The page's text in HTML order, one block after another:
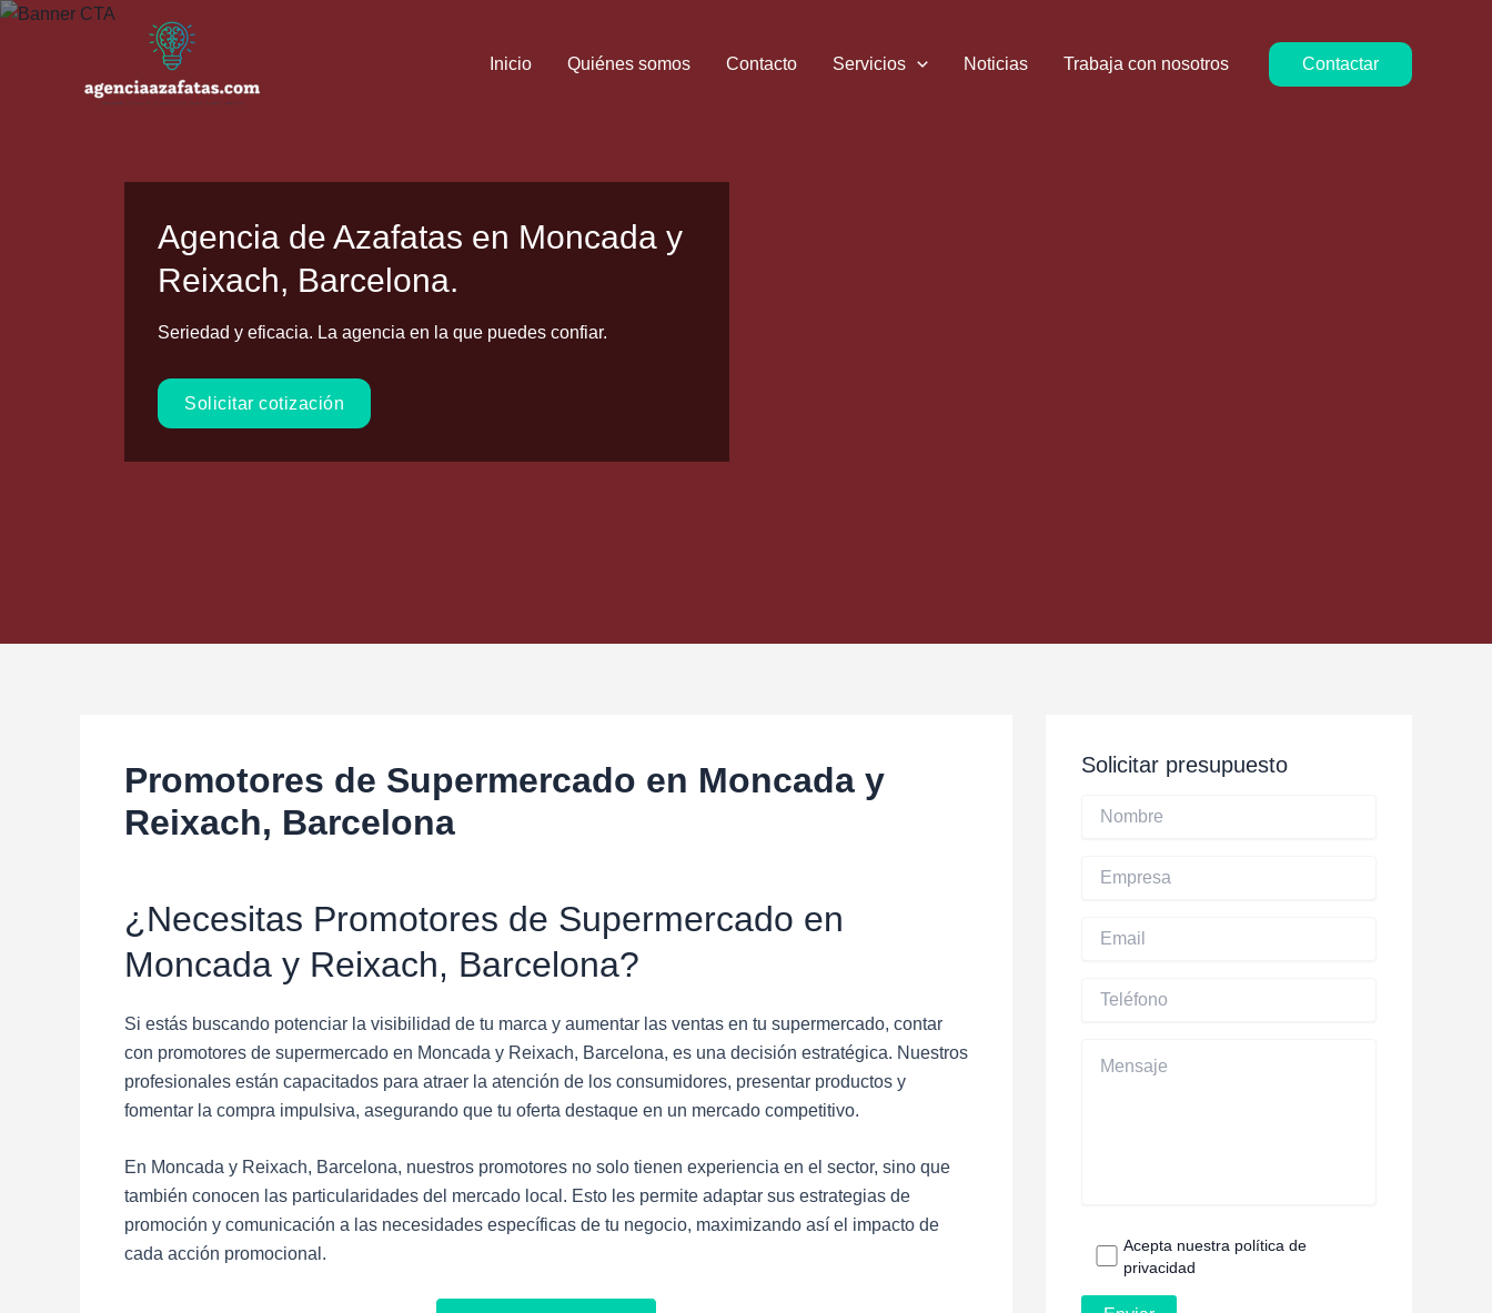
Ir
Inicio Quiénes somos Contacto Servicios Noticias Trabaja con nosotros Contactar
Agencia de Azafatas en Moncada y
Reixach, Barcelona.
Seriedad y eficacia. La agencia en la que puedes confiar.
Solicitar cotización
Promotores de Supermercado en Moncada y
Reixach, Barcelona
¿Necesitas Promotores de Supermercado en
Moncada y Reixach, Barcelona?
Si estás buscando potenciar la visibilidad de tu marca y aumentar las ventas en tu supermercado, contar
con promotores de supermercado en Moncada y Reixach, Barcelona, es una decisión estratégica. Nuestros
profesionales están capacitados para atraer la atención de los consumidores, presentar productos y
fomentar la compra impulsiva, asegurando que tu oferta destaque en un mercado competitivo.
En Moncada y Reixach, Barcelona, nuestros promotores no solo tienen experiencia en el sector, sino que
también conocen las particularidades del mercado local. Esto les permite adaptar sus estrategias de
promoción y comunicación a las necesidades específicas de tu negocio, maximizando así el impacto de
cada acción promocional.
Solicitar presupuesto
Acepta nuestra política de
privacidad